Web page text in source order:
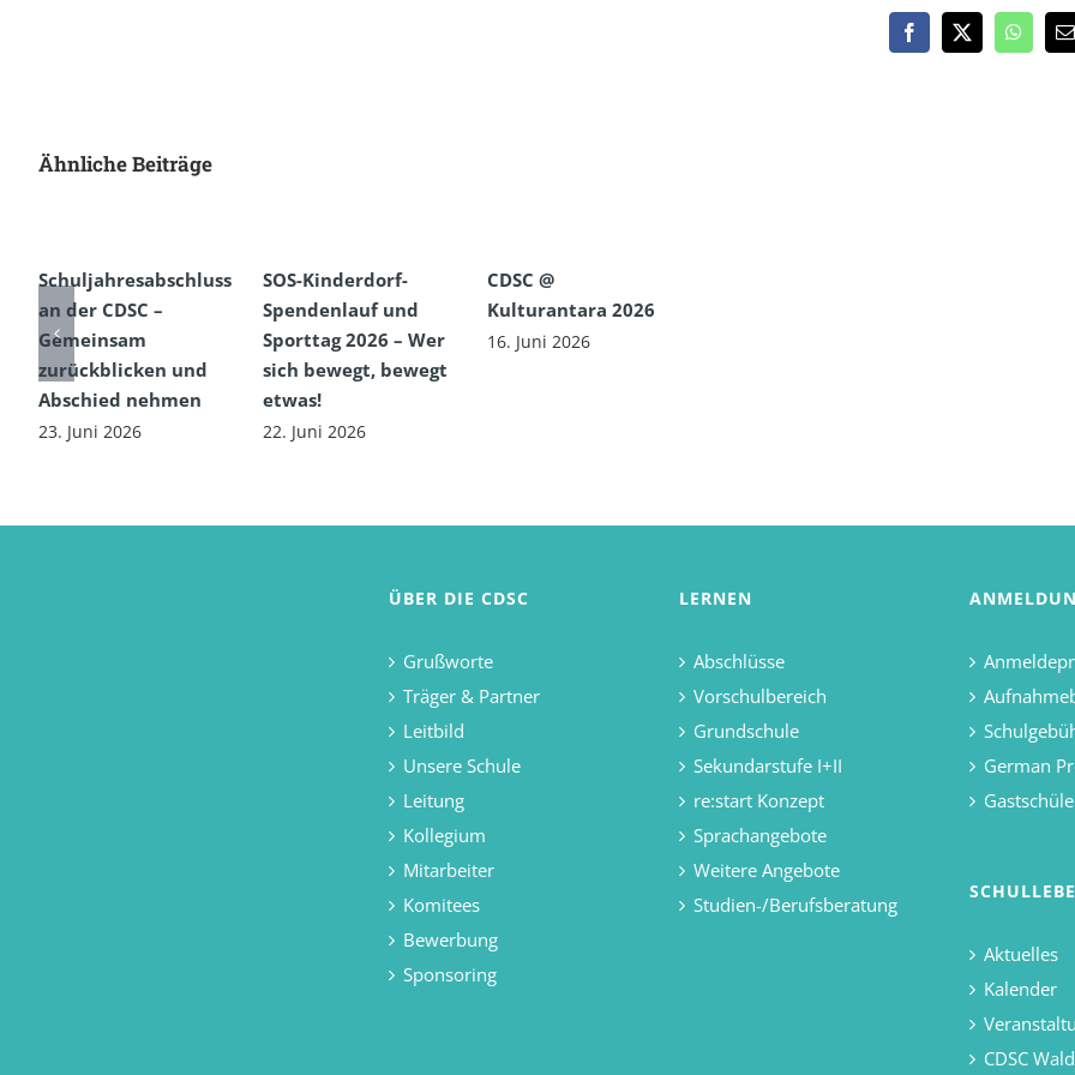
Facebook
X
E-
Ähnliche Beiträge
Schuljahresabschluss
an der CDSC –
Gemeinsam
zurückblicken und
Abschied nehmen
23. Juni 2026
SOS-Kinderdorf-
Spendenlauf und
Sporttag 2026 – Wer
sich bewegt, bewegt
etwas!
22. Juni 2026
CDSC @
Kulturantara 2026
16. Juni 2026
ÜBER DIE CDSC
Grußworte
Träger & Partner
Leitbild
Unsere Schule
Leitung
Kollegium
Mitarbeiter
Komitees
Bewerbung
Sponsoring
LERNEN
Abschlüsse
Vorschulbereich
Grundschule
Sekundarstufe I+II
re:start Konzept
Sprachangebote
Weitere Angebote
Studien-/Berufsberatung
German
Aktuelles
Kalender
CDSC Wald